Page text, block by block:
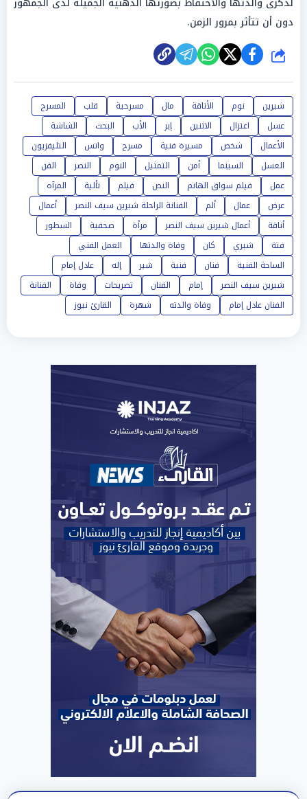
دون أن تتأثر بمرور الزمن.
شارك
شيرين نوم الأناقة مال مسرحية قلب
المسرح
عسل
اعتزال الاثنين إبر الأب البحث
الشاشة
الأعمال
شخص مسيرة فنية مسرح واتس
التليفزيون
العسل
السينما أمن التمثيل النوم النصر
الفن
عمل
فيلم سواق الهانم النص فيلم تألية
المرآه
عرض
عمال ألم الفنانة الراحلة شيرين سيف النصر
أعمال
أناقة
أعمال شيرين سيف النصر مرأة صحفية
السطور
فتة
شيري كان وفاة والدتها
العمل الفني
الساحة الفنية
فنان فنية شير إله
عادل إمام
شيرين سيف النصر
إمام الفنان تصريحات وفاة
الفنانة
الفنان عادل إمام
وفاة والدته شهرة القارئ نيوز